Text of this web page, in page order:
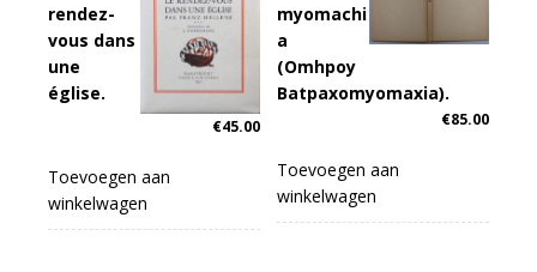
rendez-
vous dans
une
église.
€45.00
Toevoegen aan
winkelwagen
myomachi
a
(Omhpoy
Batpaxomyomaxia).
€85.00
Toevoegen aan
winkelwagen